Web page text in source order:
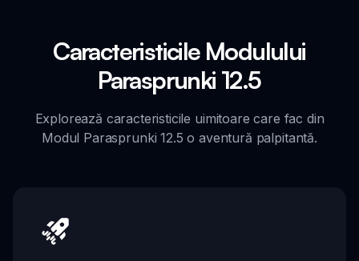
Caracteristicile Modulului
Parasprunki 12.5
Explorează caracteristicile uimitoare care fac din
Modul Parasprunki 12.5 o aventură palpitantă.